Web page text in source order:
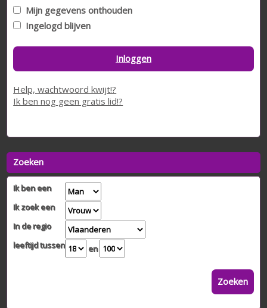
Mijn gegevens onthouden
Ingelogd blijven
Inloggen
Help, wachtwoord kwijt!?
Ik ben nog geen gratis lid!?
Zoeken
Ik ben een
Ik zoek een
In de regio
leeftijd tussen
en
Zoeken